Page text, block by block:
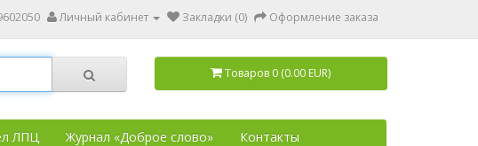
Личный кабинет Закладки (0) Оформление заказа
Товаров 0 (0.00 EUR)
ЛПЦ Журнал «Доброе слово» Контакты